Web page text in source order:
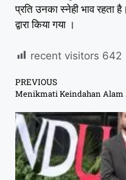
प्रति उनका स्नेही भाव रहता
द्वारा किया गया ।
recent visitors 642
PREVIOUS